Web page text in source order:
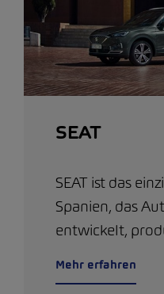
SEAT
SEAT ist das
Spanien, das
entwickelt,
Mehr erfahren